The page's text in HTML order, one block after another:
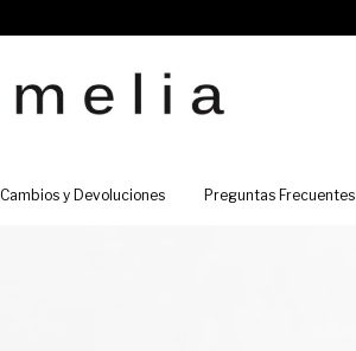
Cambios y Devoluciones Preguntas Frecuentes